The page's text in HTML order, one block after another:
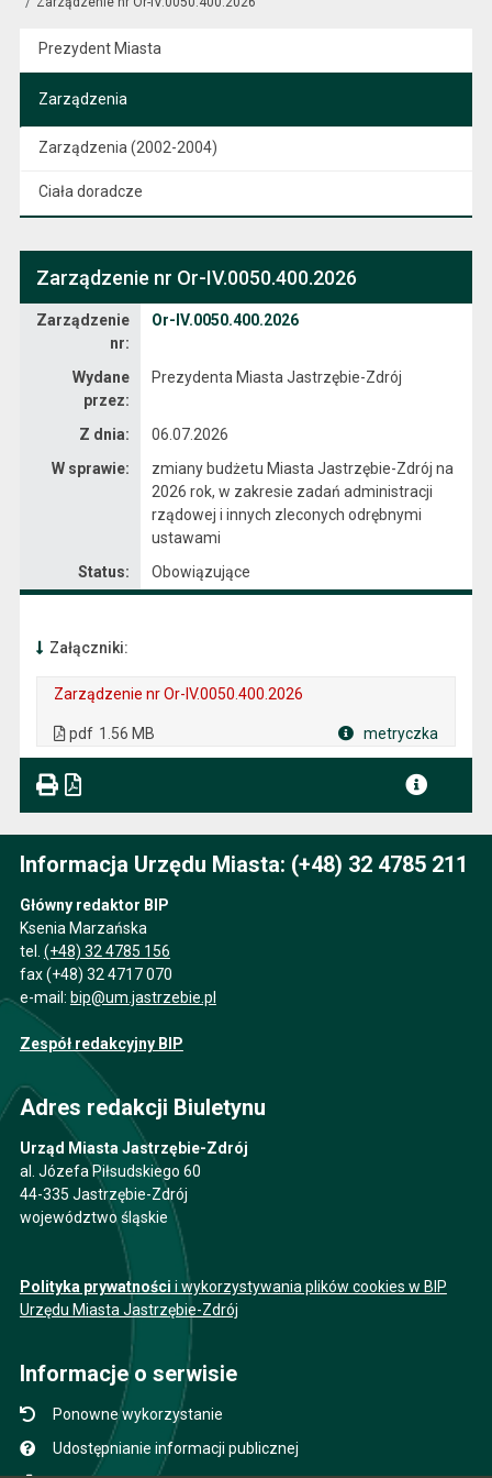
Prezydent Miasta
Zarządzenia
Zarządzenia (2002-2004)
Ciała doradcze
Zarządzenie nr Or-IV.0050.400.2026
Zarządzenie
nr:
Or-IV.0050.400.2026
Wydane
przez:
Prezydenta Miasta Jastrzębie-Zdrój
Z dnia:
06.07.2026
W sprawie:
zmiany budżetu Miasta Jastrzębie-Zdrój na
2026 rok, w zakresie zadań administracji
rządowej i innych zleconych odrębnymi
ustawami
Status:
Obowiązujące
Załączniki:
Zarządzenie nr Or-IV.0050.400.2026
pdf 1.56 MB metryczka
Informacja Urzędu Miasta: (+48) 32 4785 211
Główny redaktor BIP
Ksenia Marzańska
tel. (+48) 32 4785 156
fax (+48) 32 4717 070
e-mail: bip@um.jastrzebie.pl
Zespół redakcyjny BIP
Adres redakcji Biuletynu
Urząd Miasta Jastrzębie-Zdrój
al. Józefa Piłsudskiego 60
44-335 Jastrzębie-Zdrój
województwo śląskie
Polityka prywatności i wykorzystywania plików cookies w BIP
Urzędu Miasta Jastrzębie-Zdrój
Informacje o serwisie
Ponowne wykorzystanie
Udostępnianie informacji publicznej